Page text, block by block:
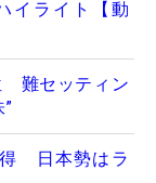
イライト【動
難セッティン
日本勢はラ